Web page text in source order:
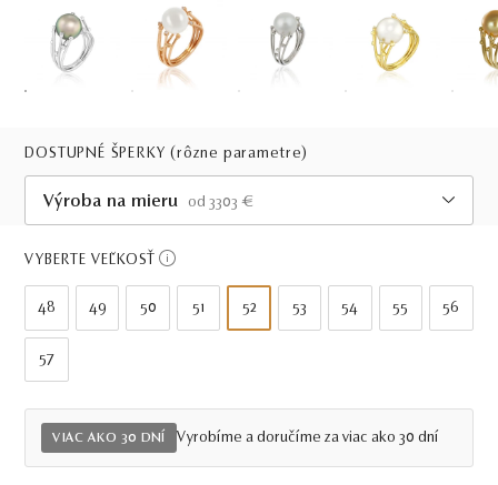
DOSTUPNÉ ŠPERKY(rôzne parametre)
Výroba na mieru
od 3303 €
Viac ako 30 dní
VYBERTE VEĽKOSŤ
48 49 50 51 52 53 54 55 56
57
VIAC AKO 30 DNÍ Vyrobíme a doručíme za viac ako 30 dní